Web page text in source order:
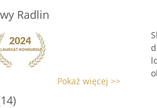
Radlin
Pokaż więcej >>